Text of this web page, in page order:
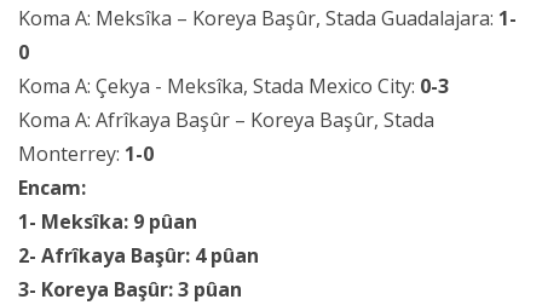
Koma A: Meksîka – Koreya Başûr, Stada Guadalajara: 1-
0
Koma A: Çekya - Meksîka, Stada Mexico City: 0-3
Koma A: Afrîkaya Başûr – Koreya Başûr, Stada
Monterrey: 1-0
Encam:
1- Meksîka: 9 pûan
2- Afrîkaya Başûr: 4 pûan
3- Koreya Başûr: 3 pûan